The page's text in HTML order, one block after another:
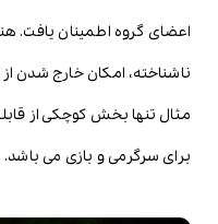
اعضای گروه اطمینان یافت.
ناشناخته، امکان خارج شدن
مثال تنها بخش کوچکی از
برای سرگرمی و بازی می باشد.